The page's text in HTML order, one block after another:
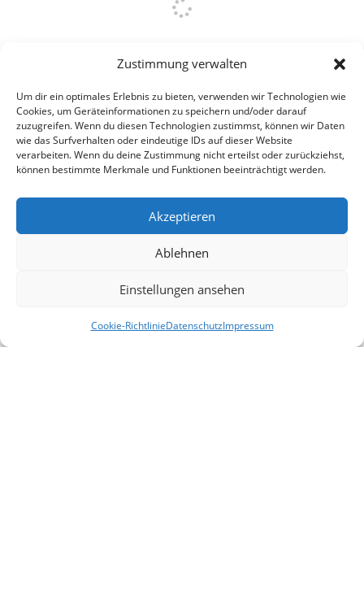
Zustimmung verwalten
Um dir ein optimales Erlebnis zu bieten, verwenden wir Technologien wie
Cookies, um Geräteinformationen zu speichern und/oder darauf
zuzugreifen. Wenn du diesen Technologien zustimmst, können wir Daten
wie das Surfverhalten oder eindeutige IDs auf dieser Website
verarbeiten. Wenn du deine Zustimmung nicht erteilst oder zurückziehst,
können bestimmte Merkmale und Funktionen beeinträchtigt werden.
Akzeptieren
Ablehnen
Einstellungen ansehen
Cookie-RichtlinieDatenschutzImpressum